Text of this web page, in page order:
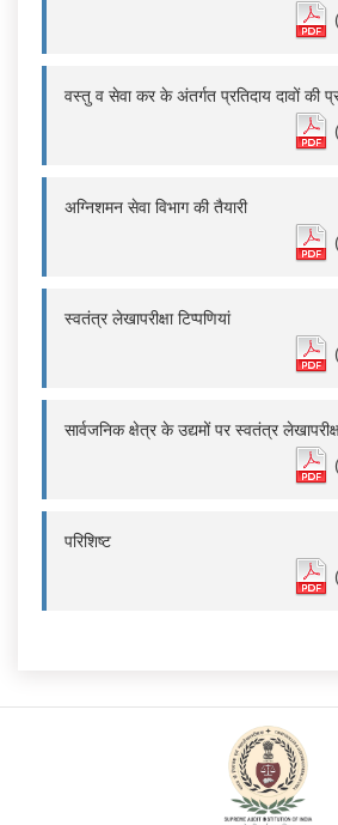
वस्तु व सेवा कर के अंतर्गत प्रतिदाय दावों की
अग्निशमन सेवा विभाग की तैयारी
स्वतंत्र लेखापरीक्षा टिप्पणियां
सार्वजनिक क्षेत्र के उद्यमों पर स्वतंत्र
परिशिष्ट